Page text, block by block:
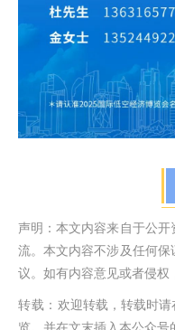
声明：本文内容来自于公
流。本文内容不涉及任何
议。如有内容意见或者侵权
转载： 欢迎转载，转载时